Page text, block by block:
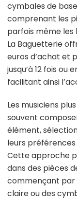
cymbales de
comprenant les
parfois même les
La Baguetterie
euros d’achat et
jusqu’à 12 fois ou
facilitant ainsi
Les musiciens
souvent
élément,
leurs
Cette approche
dans des pièces
commençant par
claire ou des